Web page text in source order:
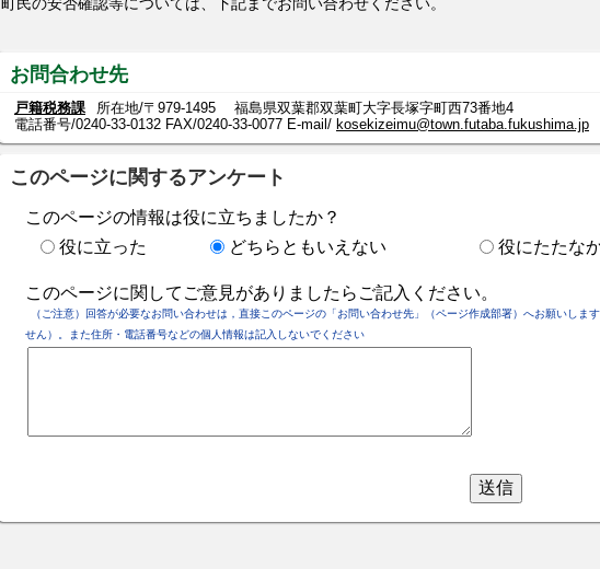
お問合わせ先
戸籍税務課
所在地/〒979-1495 福島県双葉郡双葉町大字長塚字町西73番地4
電話番号/0240-33-0132 FAX/0240-33-0077 E-mail/ kosekizeimu@town.futaba.fukushima.jp
このページに関するアンケート
このページの情報は役に立ちましたか？
役に立った
どちらともいえない 役にたたな
このページに関してご意見がありましたらご記入ください。
（ご注意）回答が必要なお問い合わせは，直接このページの「お問い合わせ先」（ページ作成部署）へお願いしま
せん）。また住所・電話番号などの個人情報は記入しないでください